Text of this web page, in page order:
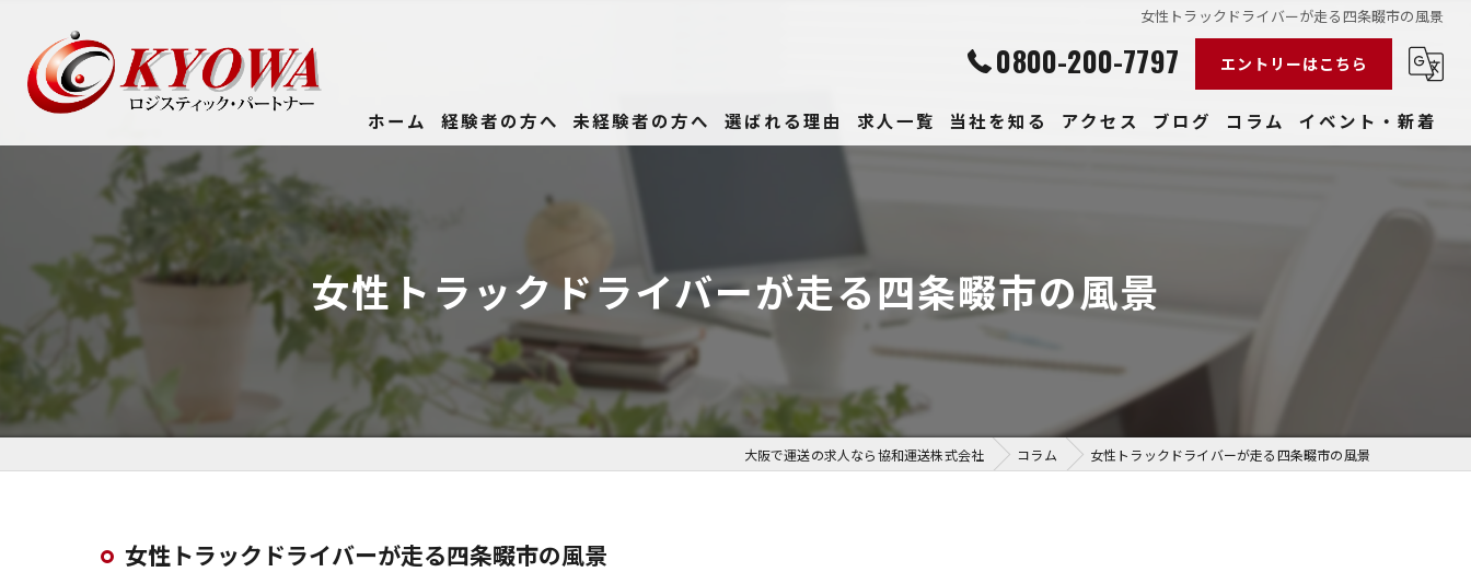
女性トラックドライバーが走る四条畷市の風景
0800-200-7797 エントリーはこちら
ホーム 経験者の方へ 未経験者の方へ 選ばれる理由 求人一覧 当社を知る
高収入
アクセス ブログ コラム イベント・新着
女性トラックドライバーが走る四条畷市の風景
大阪で運送の求人なら協和運送株式会社 コラム 女性トラックドライバーが走る四条畷市の風景
女性トラックドライバーが走る四条畷市の風景